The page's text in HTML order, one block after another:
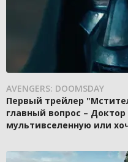
AVENGERS: DOOMSDAY
Первый трейлер
главный вопрос –
мультивселенную или